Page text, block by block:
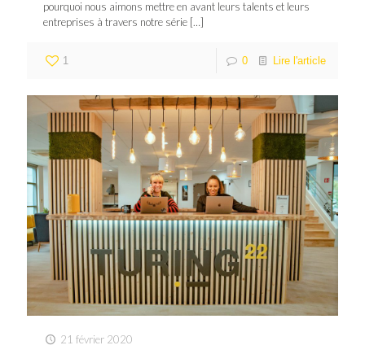
pourquoi nous aimons mettre en avant leurs talents et leurs
entreprises à travers notre série […]
1 0 Lire l'article
21 février 2020